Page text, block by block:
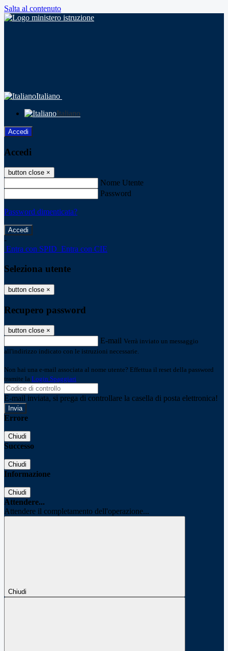
Salta al contenuto
Italiano
Italiano
Accedi
Accedi
button close ×
Nome Utente
Password
Password dimenticata?
-
Entra con SPID Entra con CIE
Seleziona utente
button close ×
Recupero password
button close ×
E-mail Verrà inviato un messaggio
all'indirizzo indicato con le istruzioni necessarie.
Non hai una e-mail associata al nome utente? Effettua il reset della password
tramite la Login Spaggiari
E-mail inviata, si prega di controllare la casella di posta elettronica!
Errore
Chiudi
Successo
Chiudi
Informazione
Chiudi
Attendere...
Attendere il completamento dell'operazione...
Chiudi